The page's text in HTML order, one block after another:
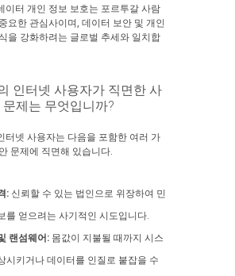
이터 개인 정보 보호는 포르투갈 사람
요한 관심사이며, 데이터 보안 및 개인
을 강화하려는 글로벌 추세와 일치합
인터넷 사용자가 직면한 사
제는 무엇입니까?
터넷 사용자는 다음을 포함한 여러 가
문제에 직면해 있습니다.
: 신뢰할 수 있는 법인으로 위장하여 민
를 얻으려는 사기적인 시도입니다.
랜섬웨어: 몸값이 지불될 때까지 시스
시키거나 데이터를 인질로 붙잡을 수